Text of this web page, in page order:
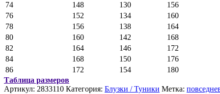
74
148 130
156
76
152 134
160
78
156 138
164
80
160 142
168
82
164 146
172
84
168 150
176
86
172 154
180
Таблица размеров
Артикул: 2833110 Категория: Блузки / Туники Метка: